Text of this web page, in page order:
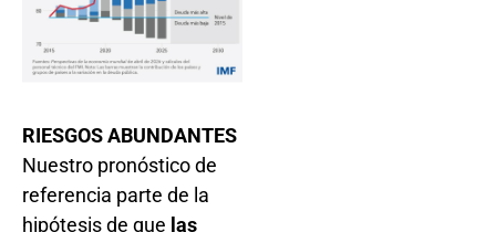
RIESGOS ABUNDANTES
Nuestro pronóstico de
referencia parte de la
hipótesis de que las